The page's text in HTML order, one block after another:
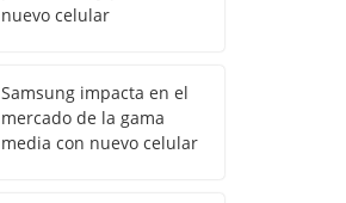
nuevo celular
Samsung impacta en el
mercado de la gama
media con nuevo celular